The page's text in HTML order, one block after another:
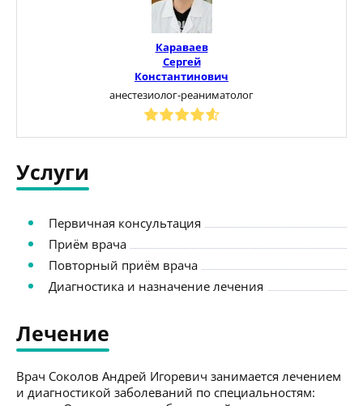
Караваев
Сергей
Константинович
анестезиолог-реаниматолог
Услуги
Первичная консультация
Приём врача
Повторный приём врача
Диагностика и назначение лечения
Лечение
Врач Соколов Андрей Игоревич занимается лечением
и диагностикой заболеваний по специальностям: